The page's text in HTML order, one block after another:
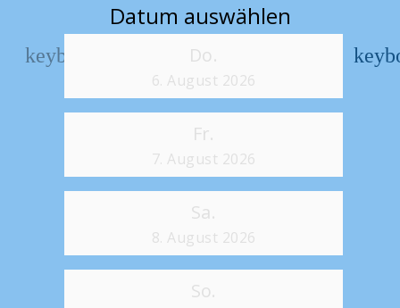
Datum auswählen
keyboard_arrow_leftDo.
6. August 2026
Fr.
7. August 2026
Sa.
8. August 2026
So.